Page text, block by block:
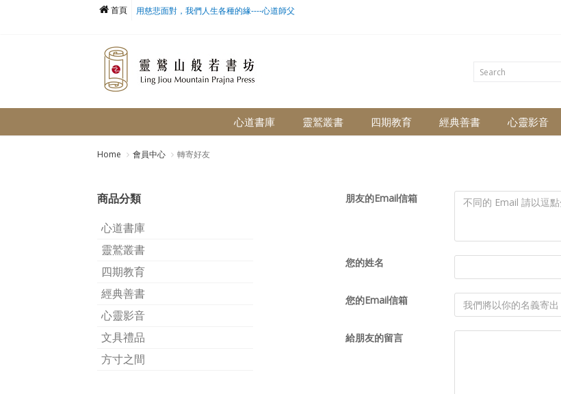
首頁 用慈悲面對，我們人生各種的緣----心道師父
心道書庫 靈鷲叢書 四期教育 經典善書 心靈影音
Home 會員中心 轉寄好友
商品分類
心道書庫
靈鷲叢書
四期教育
經典善書
心靈影音
文具禮品
方寸之間
朋友的Email信箱
您的姓名
您的Email信箱
給朋友的留言